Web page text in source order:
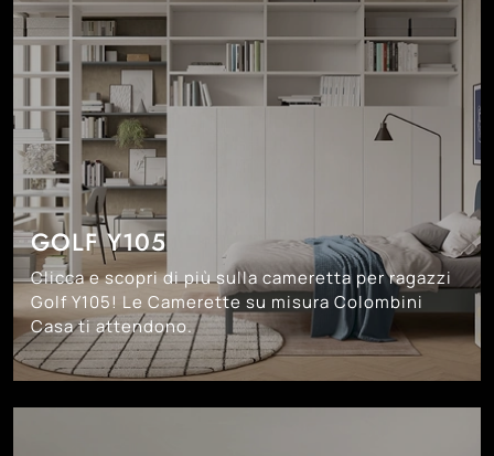
GOLF Y105
Clicca e scopri di più sulla cameretta per ragazzi
Golf Y105! Le Camerette su misura Colombini
Casa ti attendono.